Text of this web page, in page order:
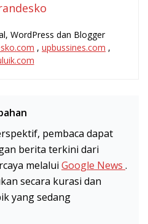
WordPress dan Blogger
, upbussines.com ,
pembaca dapat
berita terkini dari
melalui Google News .
secara kurasi dan
yang sedang